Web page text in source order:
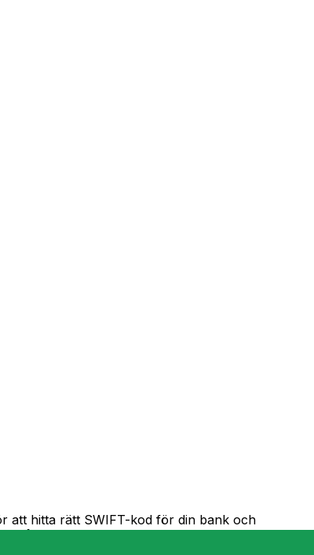
att hitta rätt SWIFT-kod för din bank och
pålitliga överföringar.